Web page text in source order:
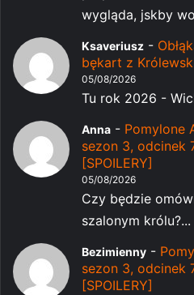
wygląda, jskby
Ksaveriusz -
bękart z
05/08/2026
Tu rok 2026 -
Anna - Pomylone
sezon 3, odcinek
[SPOILERY]
05/08/2026
Czy będzie
szalonym królu?...
Bezimienny -
sezon 3, odcinek
[SPOILERY]